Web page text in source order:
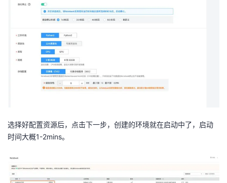
选择好配置资源后，点击下一步，创建的环境就在启动中了，启动
时间大概1-2mins。